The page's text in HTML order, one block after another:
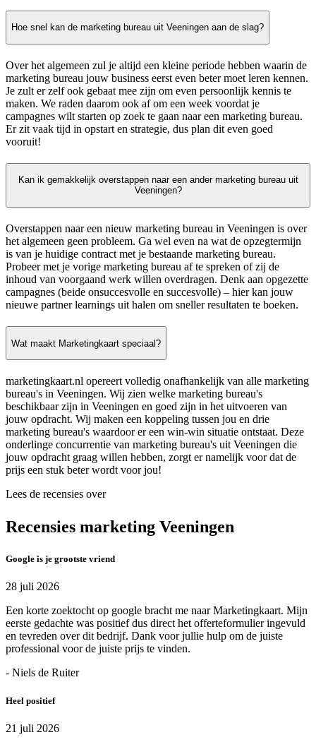
Hoe snel kan de marketing bureau uit Veeningen aan de slag?
Over het algemeen zul je altijd een kleine periode hebben waarin de
marketing bureau jouw business eerst even beter moet leren kennen.
Je zult er zelf ook gebaat mee zijn om even persoonlijk kennis te
maken. We raden daarom ook af om een week voordat je
campagnes wilt starten op zoek te gaan naar een marketing bureau.
Er zit vaak tijd in opstart en strategie, dus plan dit even goed
vooruit!
Kan ik gemakkelijk overstappen naar een ander marketing bureau uit
Veeningen?
Overstappen naar een nieuw marketing bureau in Veeningen is over
het algemeen geen probleem. Ga wel even na wat de opzegtermijn
is van je huidige contract met je bestaande marketing bureau.
Probeer met je vorige marketing bureau af te spreken of zij de
inhoud van voorgaand werk willen overdragen. Denk aan opgezette
campagnes (beide onsuccesvolle en succesvolle) – hier kan jouw
nieuwe partner learnings uit halen om sneller resultaten te boeken.
Wat maakt Marketingkaart speciaal?
marketingkaart.nl opereert volledig onafhankelijk van alle marketing
bureau's in Veeningen. Wij zien welke marketing bureau's
beschikbaar zijn in Veeningen en goed zijn in het uitvoeren van
jouw opdracht. Wij maken een koppeling tussen jou en drie
marketing bureau's waardoor er een win-win situatie ontstaat. Deze
onderlinge concurrentie van marketing bureau's uit Veeningen die
jouw opdracht graag willen hebben, zorgt er namelijk voor dat de
prijs een stuk beter wordt voor jou!
Lees de recensies over
Recensies marketing Veeningen
Google is je grootste vriend
28 juli 2026
Een korte zoektocht op google bracht me naar Marketingkaart. Mijn
eerste gedachte was positief dus direct het offerteformulier ingevuld
en tevreden over dit bedrijf. Dank voor jullie hulp om de juiste
professional voor de juiste prijs te vinden.
- Niels de Ruiter
Heel positief
21 juli 2026